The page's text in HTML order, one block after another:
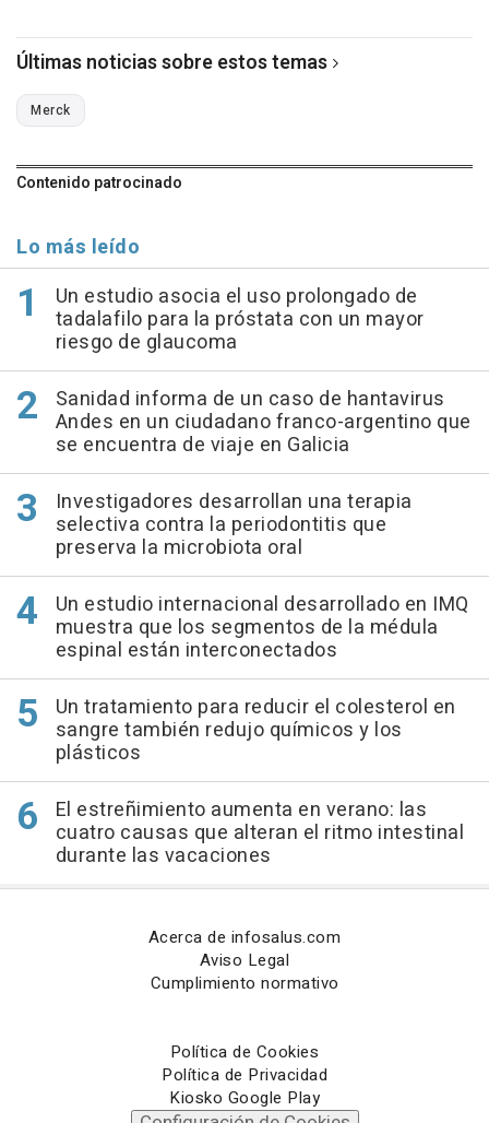
Últimas noticias sobre estos temas
Merck
Contenido patrocinado
Lo más leído
Un estudio asocia el uso prolongado de
tadalafilo para la próstata con un mayor
riesgo de glaucoma
Sanidad informa de un caso de hantavirus
Andes en un ciudadano franco-argentino que
se encuentra de viaje en Galicia
Investigadores desarrollan una terapia
selectiva contra la periodontitis que
preserva la microbiota oral
Un estudio internacional desarrollado en IMQ
muestra que los segmentos de la médula
espinal están interconectados
Un tratamiento para reducir el colesterol en
sangre también redujo químicos y los
plásticos
El estreñimiento aumenta en verano: las
cuatro causas que alteran el ritmo intestinal
durante las vacaciones
Acerca de infosalus.com
Aviso Legal
Cumplimiento normativo
Política de Cookies
Política de Privacidad
Kiosko Google Play